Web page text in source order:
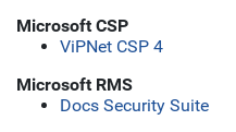
Microsoft CSP
ViPNet CSP 4
Microsoft RMS
Docs Security Suite